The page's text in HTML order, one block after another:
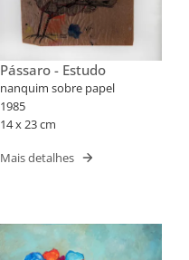
Pássaro - Estudo
nanquim sobre papel
1985
14 x 23 cm
Mais detalhes